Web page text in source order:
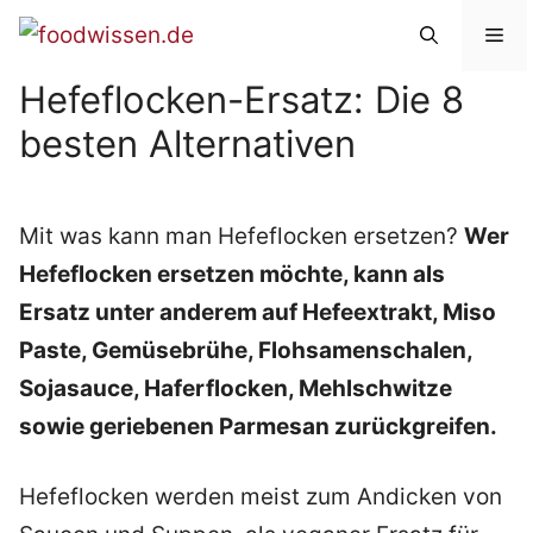
Zum
springen
Hefeflocken-Ersatz: Die 8
besten Alternativen
Mit was kann man Hefeflocken ersetzen? Wer
Hefeflocken ersetzen möchte, kann als
Ersatz unter anderem auf Hefeextrakt, Miso
Paste, Gemüsebrühe, Flohsamenschalen,
Sojasauce, Haferflocken, Mehlschwitze
sowie geriebenen Parmesan zurückgreifen.
Hefeflocken werden meist zum Andicken von